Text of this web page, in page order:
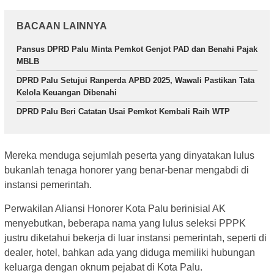
BACAAN LAINNYA
Pansus DPRD Palu Minta Pemkot Genjot PAD dan Benahi Pajak
MBLB
DPRD Palu Setujui Ranperda APBD 2025, Wawali Pastikan Tata
Kelola Keuangan Dibenahi
DPRD Palu Beri Catatan Usai Pemkot Kembali Raih WTP
Mereka menduga sejumlah peserta yang dinyatakan lulus
bukanlah tenaga honorer yang benar-benar mengabdi di
instansi pemerintah.
Perwakilan Aliansi Honorer Kota Palu berinisial AK
menyebutkan, beberapa nama yang lulus seleksi PPPK
justru diketahui bekerja di luar instansi pemerintah, seperti di
dealer, hotel, bahkan ada yang diduga memiliki hubungan
keluarga dengan oknum pejabat di Kota Palu.